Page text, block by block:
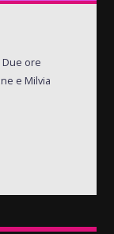
ore
e Milvia